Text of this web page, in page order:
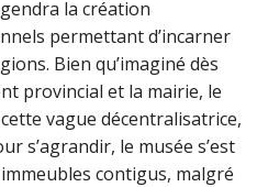
la création
permettant d’incarner
Bien qu’imaginé dès
provincial et la mairie, le
vague décentralisatrice,
s’agrandir, le musée s’est
contigus, malgré